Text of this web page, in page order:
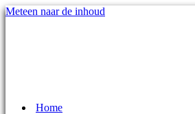
Meteen naar de inhoud
Home